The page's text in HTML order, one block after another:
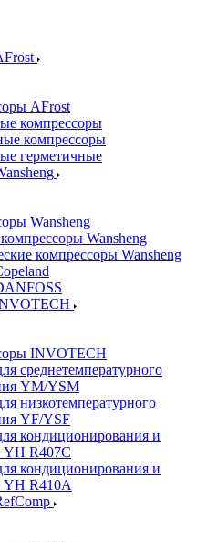
AFrost
компрессоры
компрессоры
герметичные
Wansheng
Wansheng
компрессоры Wansheng
INVOTECH
среднетемпературного
YM/YSM
низкотемпературного
YF/YSF
кондиционирования и
YH R407C
кондиционирования и
YH R410A